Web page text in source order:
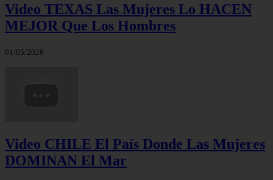
Video TEXAS Las Mujeres Lo HACEN
MEJOR Que Los Hombres
01/05/2026
Video CHILE El País Donde Las Mujeres
DOMINAN El Mar